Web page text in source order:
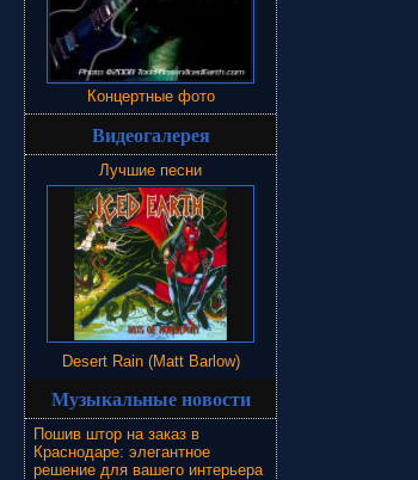
Концертные фото
Видеогалерея
Лучшие песни
Desert Rain (Matt Barlow)
Музыкальные новости
Пошив штор на заказ в
Краснодаре: элегантное
решение для вашего интерьера